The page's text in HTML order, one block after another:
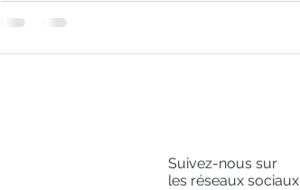
Suivez-nous sur
les réseaux sociaux